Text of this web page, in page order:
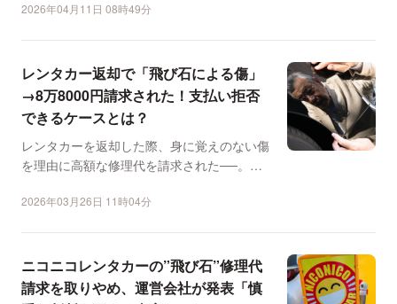
2026年04月11日 08時49分
レンタカー返却で「飛び石による傷」
→8万8000円請求された！支払い拒否
できるケースとは？
レンタカーを返却した際、身に覚えのない傷
を理由に高額な修理代を請求された──。そ
2026年03月26日 11時04分
ニコニコレンタカーの”飛び石”修理代
請求を取りやめ、運営会社が発表「慎